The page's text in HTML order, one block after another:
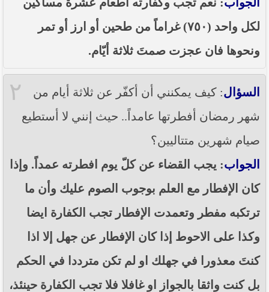
----- تصريح حول الأوضاع الراهنة في العراق
في كربلاء المقدسة فضيلة العلاّمة الشيخ عبد المهدي
) بعد سيطرة (داعش) على مناطق واسعة في محافظتي
نينوى وصلاح الدين وإعلانها أنها تستهدف بقية
المحافظات
بيان صادر من مكتب سماحة السيد السيستاني -دام ظلّه
محافظة نينوى
لكل واحد (٧٥٠) غراماً من طحين أو ارز أو تمر
ونحوها فان عجزت صمتَ ثلاثة أيّام.
٢ السؤال: كيف يمكنني أن أكفّر عن ثلاثة أيام من
شهر رمضان أفطرتها عامداً.. حيث إنني لا أستطيع
صيام شهرين متتاليين؟
الجواب: يجب القضاء عن كلّ يوم افطرته عمداً. وإذا
كان الإفطار مع العلم بوجوب الصوم عليك وأن ما
ترتكبه مفطر وتعمدت الإفطار تجب الكفارة ايضا
وكذا على الاحوط إذا كان الإفطار عن جهل إلا اذا
كنتَ معذورا في جهلك او لم تكن مترددا في الحكم
بل كنت واثقا بالجواز او غافلا فلا تجب الكفارة حينئذ،